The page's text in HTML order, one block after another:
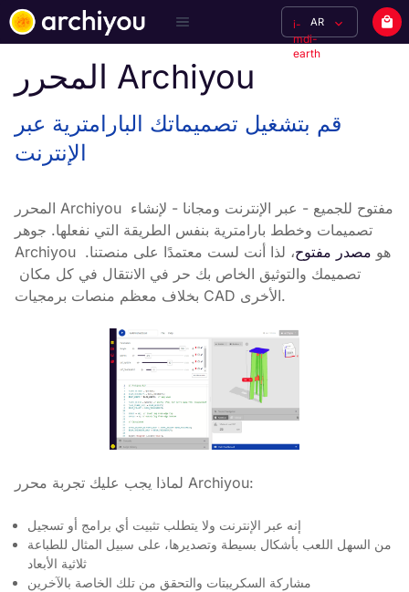
i-
mdi-
earth
AR
المحرر Archiyou
قم بتشغيل تصميماتك البارامترية عبر
الإنترنت
المحرر Archiyou مفتوح للجميع - عبر الإنترنت ومجانا - لإنشاء
تصميمات وخطط بارامترية بنفس الطريقة التي نفعلها. جوهر
Archiyou هو مصدر مفتوح
بخلاف معظم منصات برمجيات CAD الأخرى.
لماذا يجب عليك تجربة محرر Archiyou:
إنه عبر الإنترنت ولا يتطلب تثبيت أي برامج أو تسجيل
من السهل اللعب بأشكال بسيطة وتصديرها، على سبيل المثال للطباعة
ثلاثية الأبعاد
مشاركة السكريبتات والتحقق من تلك الخاصة بالآخرين